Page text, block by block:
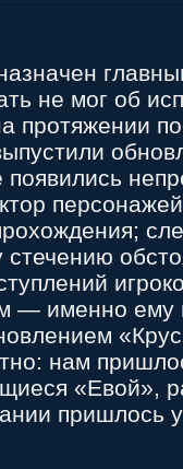
не мог об
протяжении
появились
— именно
нам
«Евой»,
пришлось